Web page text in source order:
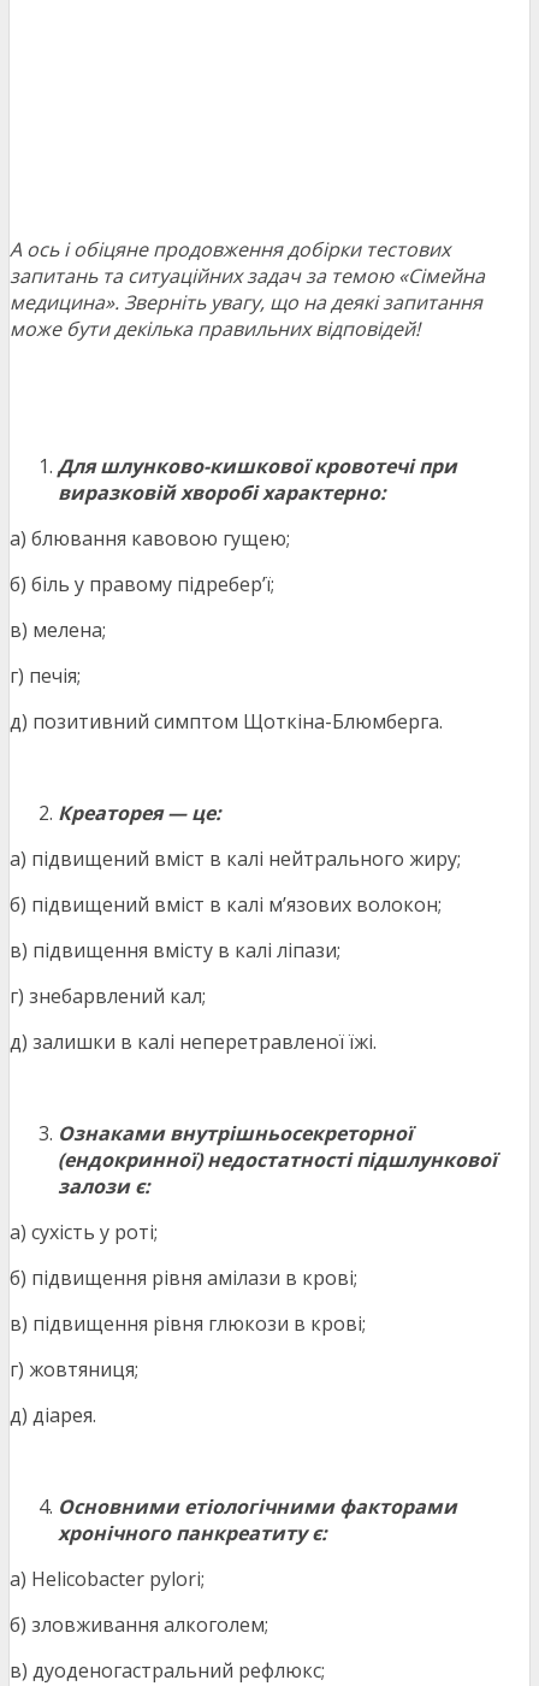
А ось і обіцяне продовження добірки тестових
запитань та ситуаційних задач за темою «Сімейна
медицина». Зверніть увагу, що на деякі запитання
може бути декілька правильних відповідей!
Для шлунково-кишкової кровотечі при
виразковій хворобі характерно:
а) блювання кавовою гущею;
б) біль у правому підребер’ї;
в) мелена;
г) печія;
д) позитивний симптом Щоткіна-Блюмберга.
Креаторея — це:
а) підвищений вміст в калі нейтрального жиру;
б) підвищений вміст в калі м’язових волокон;
в) підвищення вмісту в калі ліпази;
г) знебарвлений кал;
д) залишки в калі неперетравленої їжі.
Ознаками внутрішньосекреторної
(ендокринної) недостатності підшлункової
залози є:
а) сухість у роті;
б) підвищення рівня амілази в крові;
в) підвищення рівня глюкози в крові;
г) жовтяниця;
д) діарея.
Основними етіологічними факторами
хронічного панкреатиту є:
а) Helicobacter pylori;
б) зловживання алкоголем;
в) дуоденогастральний рефлюкс;